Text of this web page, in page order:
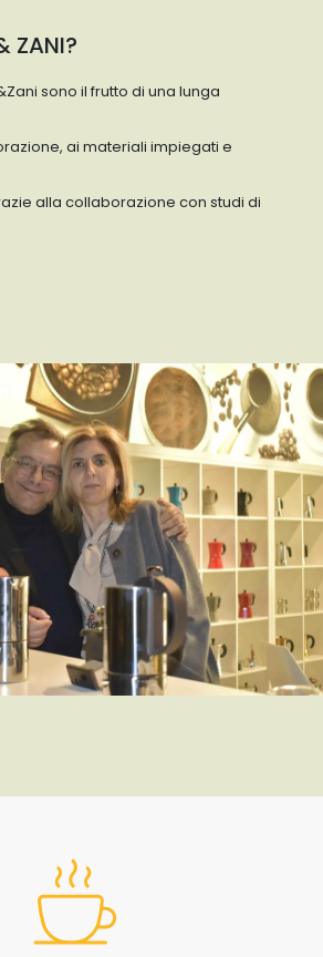
ZANI?
sono il frutto di una lunga
ai materiali impiegati e
alla collaborazione con studi di